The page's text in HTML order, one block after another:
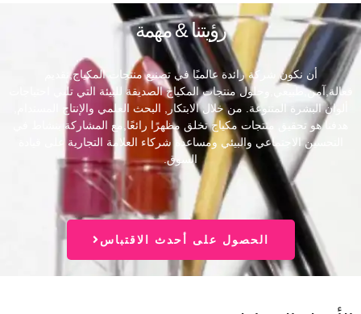
رؤيتنا & مهمة
أن نكون شركة رائدة عالميًا في تصنيع منتجات المكياج,تقديم
فعالة,آمن,طبيعي,وحلول منتجات المكياج الصديقة للبيئة التي تلبي احتياجات
ألوان البشرة المتنوعة. من خلال الابتكار, البحث العلمي والإنتاج المستدام,
هدفنا هو تحقيق منتجات مكياج تخلق مظهرًا رائعًا,مع المشاركة بنشاط في
التحسين الاجتماعي والبيئي ومساعدة شركاء العلامة التجارية على قيادة
السوق.
الحصول على أحدث الاقتباس